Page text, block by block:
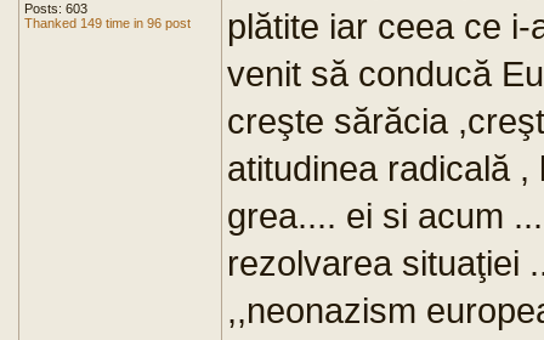
Posts: 603
Thanked 149 time in 96 post
plătite iar ceea ce
venit să conducă
creşte sărăcia
atitudinea radicală
grea.... ei si acum
rezolvarea situaţiei
,,neonazism